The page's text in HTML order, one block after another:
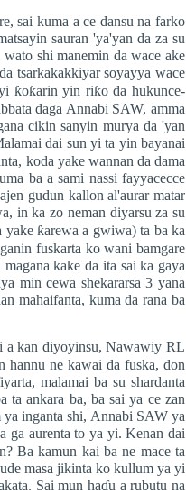
sai kuma a ce dansu na farko
sauran 'ya'yan da za su
shi manemin da wace ake
tsarkakakkiyar soyayya wace
ƙoƙarin yin riƙo da hukunce-
daga Annabi SAW, amma
cikin sanyin murya da 'yan
dai sun yi ta yin bayanai
koda yake wannan da dama
ba a sami nassi fayyacecce
gudun kallon al'aurar matar
in ka zo neman diyarsu za su
yake ƙarewa a gwiwa) ta ba ka
fuskarta ko wani bamgare
kake da ita sai ka gaya
min cewa shekararsa 3 yana
mahaifanta, kuma da rana ba
a kan diyoyinsu, Nawawiy RL
hannu ne kawai da fuska, don
malamai ba su shardanta
ta ankara ba, ba sai ya ce zan
inganta shi, Annabi SAW ya
ga aurenta to ya yi. Kenan dai
Ba kamun kai ba ne mace ta
masa jikinta ko kullum ya yi
Sai mun haɗu a rubutu na